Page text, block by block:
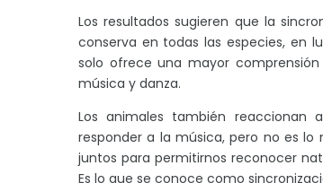
Los resultados sugieren que la
conserva en todas las especies, en
solo ofrece una mayor
música y danza.
Los animales también reaccionan
responder a la música, pero no es
juntos para permitirnos reconocer
Es lo que se conoce como